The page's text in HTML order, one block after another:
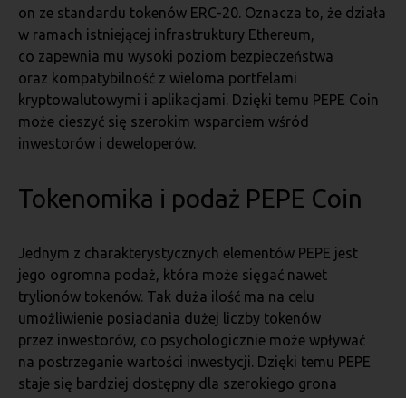
on ze standardu tokenów ERC-20. Oznacza to, że działa
w ramach istniejącej infrastruktury Ethereum,
co zapewnia mu wysoki poziom bezpieczeństwa
oraz kompatybilność z wieloma portfelami
kryptowalutowymi i aplikacjami. Dzięki temu PEPE Coin
może cieszyć się szerokim wsparciem wśród
inwestorów i deweloperów.
Tokenomika i podaż PEPE Coin
Jednym z charakterystycznych elementów PEPE jest
jego ogromna podaż, która może sięgać nawet
trylionów tokenów. Tak duża ilość ma na celu
umożliwienie posiadania dużej liczby tokenów
przez inwestorów, co psychologicznie może wpływać
na postrzeganie wartości inwestycji. Dzięki temu PEPE
staje się bardziej dostępny dla szerokiego grona